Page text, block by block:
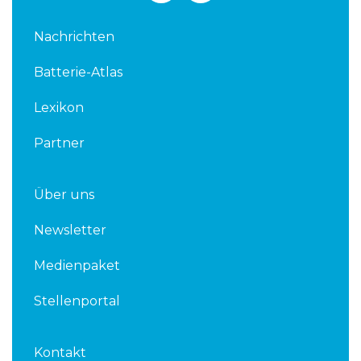
Nachrichten
Batterie-Atlas
Lexikon
Partner
Über uns
Newsletter
Medienpaket
Stellenportal
Kontakt